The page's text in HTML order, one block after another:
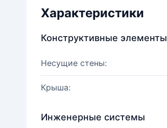
Характеристики
Конструктивные элементы
Несущие стены:
Крыша:
Инженерные системы